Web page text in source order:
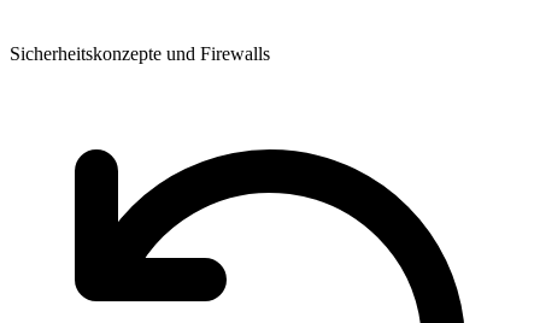
Sicherheitskonzepte und Firewalls